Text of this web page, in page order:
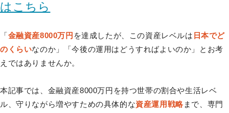
はこちら
「金融資産8000万円 を達成したが、この資産レベルは 日本でど
のくらいなのか」「今後の運用はどうすればよいのか」とお考
えではありませんか。
本記事では、金融資産8000万円を持つ世帯の割合や生活レベ
ル、守りながら増やすための具体的な資産運用戦略 まで、専門